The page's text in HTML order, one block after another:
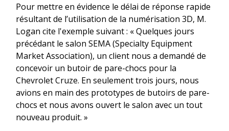
Pour mettre en évidence le délai de réponse rapide
résultant de l’utilisation de la numérisation 3D, M.
Logan cite l'exemple suivant : « Quelques jours
précédant le salon SEMA (Specialty Equipment
Market Association), un client nous a demandé de
concevoir un butoir de pare-chocs pour la
Chevrolet Cruze. En seulement trois jours, nous
avions en main des prototypes de butoirs de pare-
chocs et nous avons ouvert le salon avec un tout
nouveau produit. »